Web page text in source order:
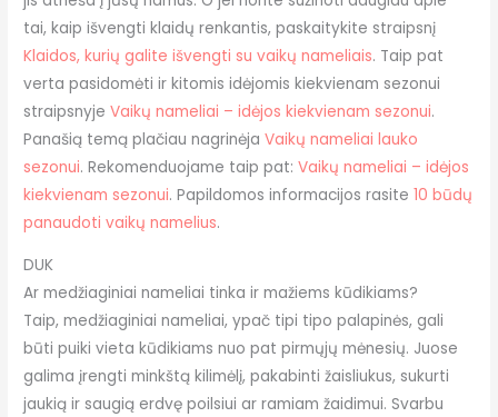
tai, kaip išvengti klaidų renkantis, paskaitykite straipsnį
Klaidos, kurių galite išvengti su vaikų nameliais. Taip pat
verta pasidomėti ir kitomis idėjomis kiekvienam sezonui
straipsnyjeVaikų nameliai – idėjos kiekvienam sezonui.
Panašią temą plačiau nagrinėjaVaikų nameliai lauko
sezonui. Rekomenduojame taip pat:Vaikų nameliai – idėjos
kiekvienam sezonui. Papildomos informacijos rasite10 būdų
panaudoti vaikų namelius.
DUK
Ar medžiaginiai nameliai tinka ir mažiems kūdikiams?
Taip, medžiaginiai nameliai, ypač tipi tipo palapinės, gali
būti puiki vieta kūdikiams nuo pat pirmųjų mėnesių. Juose
galima įrengti minkštą kilimėlį, pakabinti žaisliukus, sukurti
jaukią ir saugią erdvę poilsiui ar ramiam žaidimui. Svarbu